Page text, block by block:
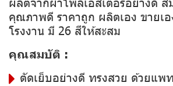
คุณภาพดี ราคาถูก ผลิตเอง ขายเอ
โรงงาน มี 26 สีให้สะสม
คุณสมบัติ :
ตัดเย็บอย่างดี ทรงสวย ด้วยแพ